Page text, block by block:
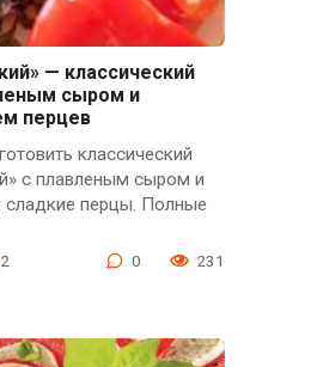
— классический
сыром и
перцев
классический
с плавленым сыром и
перцы. Полные
2 0 231